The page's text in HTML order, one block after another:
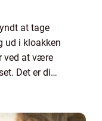
at tage
ud i kloakken
ved at være
Det er din